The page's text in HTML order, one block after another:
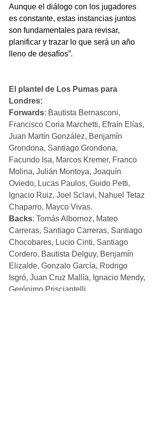
Aunque el diálogo con los jugadores
es constante, estas instancias juntos
son fundamentales para revisar,
planificar y trazar lo que será un año
lleno de desafíos”.
El plantel de Los Pumas para
Londres:
Forwards: Bautista Bernasconi,
Francisco Coria Marchetti, Efraín Elías,
Juan Martín González, Benjamín
Grondona, Santiago Grondona,
Facundo Isa, Marcos Kremer, Franco
Molina, Julián Montoya, Joaquín
Oviedo, Lucas Paulos, Guido Petti,
Ignacio Ruiz, Joel Sclavi, Nahuel Tetaz
Chaparro, Mayco Vivas.
Backs: Tomás Albornoz, Mateo
Carreras, Santiago Carreras, Santiago
Chocobares, Lucio Cinti, Santiago
Cordero, Bautista Delguy, Benjamín
Elizalde, Gonzalo García, Rodrigo
Isgró, Juan Cruz Mallía, Ignacio Mendy,
Gerónimo Prisciantelli.